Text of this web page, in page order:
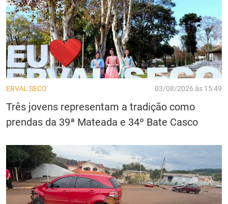
ERVAL SECO 03/08/2026 às 15:49
Três jovens representam a tradição como
prendas da 39ª Mateada e 34º Bate Casco